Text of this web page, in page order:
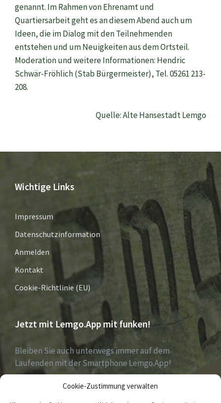
Cookie-Zustimmung verwalten
genannt. Im Rahmen von Ehrenamt und
Quartiersarbeit geht es an diesem Abend auch um
Ideen, die im Dialog mit den Teilnehmenden
entstehen und um Neuigkeiten aus dem Ortsteil.
Moderation und weitere Informationen: Hendric
Schwär-Fröhlich (Stab Bürgermeister), Tel. 05261 213-
208.
Quelle: Alte Hansestadt Lemgo
Wichtige Links
Impressum
Datenschutzinformation
Anmelden
Kontakt
Cookie-Richtlinie (EU)
Jetzt mit Lemgo.App mit funken!
Bleiben Sie auch unterwegs immer auf dem
Laufenden mit der Smartphone Lemgo.App!
Jetzt laden für iOS & Android